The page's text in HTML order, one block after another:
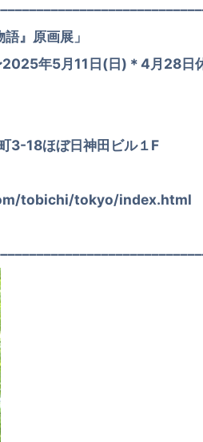
』原画展」
年5月11日(日)＊4月28日
18ほぼ日神田ビル１F
tobichi/tokyo/index.html